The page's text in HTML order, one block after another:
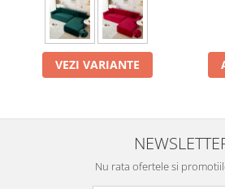
VEZI VARIANTE
Nu rata ofertele si